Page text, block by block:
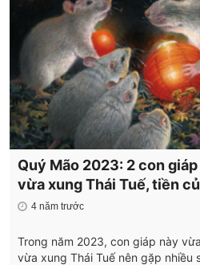
Quý Mão 2023: 2 con
vừa xung Thái Tuế, tiền
4 năm trước
Trong năm 2023, con giáp này
vừa xung Thái Tuế nên gặp nhiều